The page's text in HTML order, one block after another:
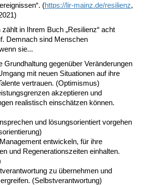
(https://lir-mainz.de/resilienz,
in Ihrem Buch „Resilienz“ acht
Demnach sind Menschen
sie...
Grundhaltung gegenüber Veränderungen
mit neuen Situationen auf ihre
vertrauen. (Optimismus)
akzeptieren und
realistisch einschätzen können.
und lösungsorientiert vorgehen
entwickeln, für ihre
und Regenerationszeiten einhalten.
zu übernehmen und
(Selbstverantwortung)